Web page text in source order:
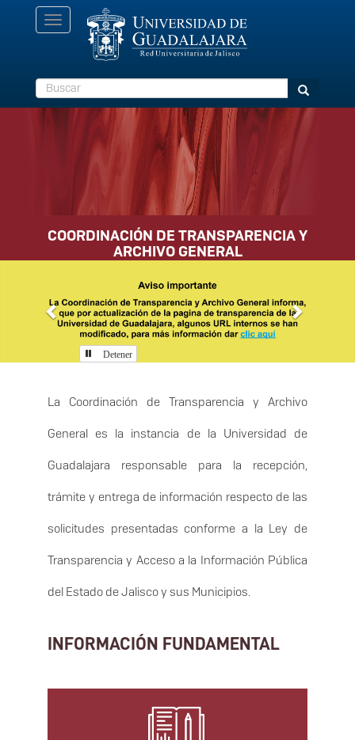
Toggle
navigation
Buscar Buscar
COORDINACIÓN DE TRANSPARENCIA Y
ARCHIVO GENERAL
Detener
La Coordinación de Transparencia y Archivo
General es la instancia de la Universidad de
Guadalajara responsable para la recepción,
trámite y entrega de información respecto de las
solicitudes presentadas conforme a la Ley de
Transparencia y Acceso a la Información Pública
del Estado de Jalisco y sus Municipios.
INFORMACIÓN FUNDAMENTAL